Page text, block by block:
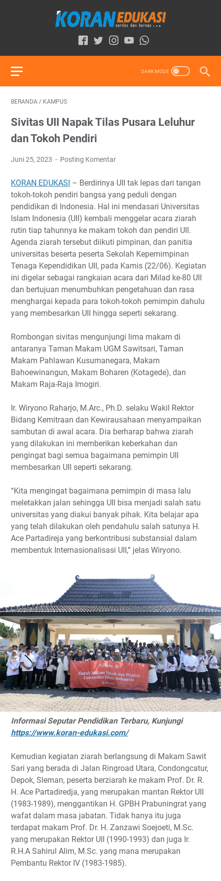
BERANDA / KAMPUS
Sivitas UII Napak Tilas Pusara Leluhur
dan Tokoh Pendiri
Juni 25, 2023 Posting Komentar
KORAN EDUKASI – Berdirinya UII tak lepas dari tangan
tokoh-tokoh pendiri bangsa yang peduli dengan
pendidikan di Indonesia. Hal ini mendasari Universitas
Islam Indonesia (UII) kembali menggelar acara ziarah
rutin tiap tahunnya ke makam tokoh dan pendiri UII.
Agenda ziarah tersebut diikuti pimpinan, dan panitia
universitas beserta peserta Sekolah Kepemimpinan
Tenaga Kependidikan UII, pada Kamis (22/06). Kegiatan
ini digelar sebagai rangkaian acara dari Milad ke-80 UII
dan bertujuan menumbuhkan pengetahuan dan rasa
menghargai kepada para tokoh-tokoh pemimpin dahulu
yang membesarkan UII hingga seperti sekarang.
Rombongan sivitas mengunjungi lima makam di
antaranya Taman Makam UGM Sawitsari, Taman
Makam Pahlawan Kusumanegara, Makam
Bahoewinangun, Makam Boharen (Kotagede), dan
Makam Raja-Raja Imogiri.
Ir. Wiryono Raharjo, M.Arc., Ph.D. selaku Wakil Rektor
Bidang Kemitraan dan Kewirausahaan menyampaikan
sambutan di awal acara. Dia berharap bahwa ziarah
yang dilakukan ini memberikan keberkahan dan
pengingat bagi semua bagaimana pemimpin UII
membesarkan UII seperti sekarang.
“Kita mengingat bagaimana pemimpin di masa lalu
meletakkan jalan sehingga UII bisa menjadi salah satu
universitas yang diakui banyak pihak. Kita belajar apa
yang telah dilakukan oleh pendahulu salah satunya H.
Ace Partadireja yang berkontribusi substansial dalam
membentuk Internasionalisasi UII,” jelas Wiryono.
Informasi Seputar Pendidikan Terbaru, Kunjungi
https://www.koran-edukasi.com/
Kemudian kegiatan ziarah berlangsung di Makam Sawit
Sari yang berada di Jalan Ringroad Utara, Condongcatur,
Depok, Sleman, peserta berziarah ke makam Prof. Dr. R.
H. Ace Partadiredja, yang merupakan mantan Rektor UII
(1983-1989), menggantikan H. GPBH Prabuningrat yang
wafat dalam masa jabatan. Tidak hanya itu juga
terdapat makam Prof. Dr. H. Zanzawi Soejoeti, M.Sc.
yang merupakan Rektor UII (1990-1993) dan juga Ir.
R.H.A Sahirul Alim, M.Sc. yang mana merupakan
Pembantu Rektor IV (1983-1985).